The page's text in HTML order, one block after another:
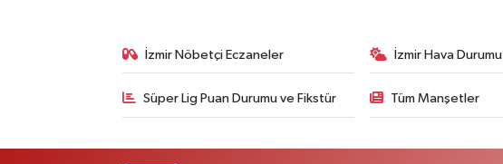
İzmir Nöbetçi Eczaneler İzmir Hava Durumu
Süper Lig Puan Durumu ve Fikstür Tüm Manşetler